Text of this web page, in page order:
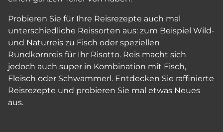
Probieren Sie für Ihre Reisrezepte auch mal
unterschiedliche Reissorten aus: zum Beispiel Wild-
und Naturreis zu Fisch oder speziellen
Rundkornreis für Ihr Risotto. Reis macht sich
jedoch auch super in Kombination mit Fisch,
Fleisch oder Schwammerl. Entdecken Sie raffinierte
Reisrezepte und probieren Sie mal etwas Neues
aus.